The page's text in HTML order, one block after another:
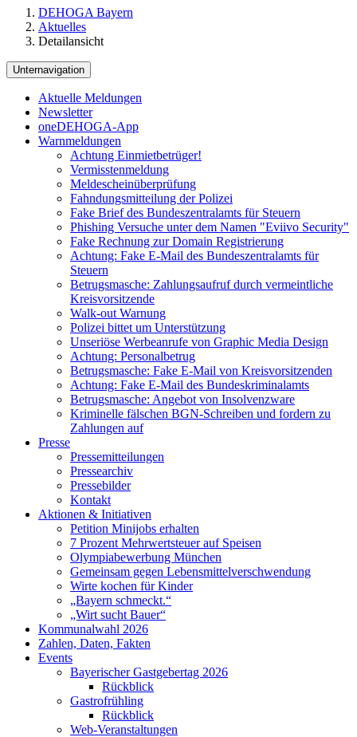
DEHOGA Bayern
Aktuelles
Detailansicht
Unternavigation
Aktuelle Meldungen
Newsletter
oneDEHOGA-App
Warnmeldungen
Achtung Einmietbetrüger!
Vermisstenmeldung
Meldescheinüberprüfung
Fahndungsmitteilung der Polizei
Fake Brief des Bundeszentralamts für Steuern
Phishing Versuche unter dem Namen "Eviivo Security"
Fake Rechnung zur Domain Registrierung
Achtung: Fake E-Mail des Bundeszentralamts für
Steuern
Betrugsmasche: Zahlungsaufruf durch vermeintliche
Kreisvorsitzende
Walk-out Warnung
Polizei bittet um Unterstützung
Unseriöse Werbeanrufe von Graphic Media Design
Achtung: Personalbetrug
Betrugsmasche: Fake E-Mail von Kreisvorsitzenden
Achtung: Fake E-Mail des Bundeskriminalamts
Betrugsmasche: Angebot von Insolvenzware
Kriminelle fälschen BGN-Schreiben und fordern zu
Zahlungen auf
Presse
Pressemitteilungen
Pressearchiv
Pressebilder
Kontakt
Aktionen & Initiativen
Petition Minijobs erhalten
7 Prozent Mehrwertsteuer auf Speisen
Olympiabewerbung München
Gemeinsam gegen Lebensmittelverschwendung
Wirte kochen für Kinder
„Bayern schmeckt.“
„Wirt sucht Bauer“
Kommunalwahl 2026
Zahlen, Daten, Fakten
Events
Bayerischer Gastgebertag 2026
Rückblick
Gastrofrühling
Rückblick
Web-Veranstaltungen